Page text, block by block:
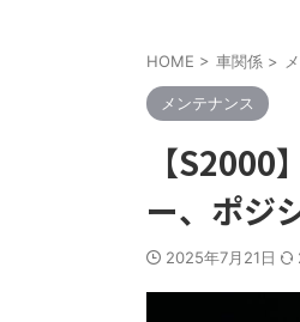
HOME > 車関係 >
メンテナンス
【
ー、ポジ
2025年7月21日